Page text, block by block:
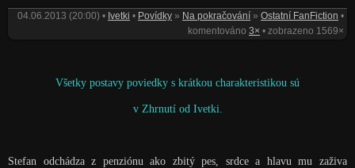
04.06.2013 (20:00) • Ivetki • Povídky » Na pokračování »Ostatní FanFiction •
komentováno3× • zobrazeno 1569×
Všetky postavy poviedky s krátkou charakteristikou sú
v Zhrnutí od Ivetki.
Stefan odchádza z penziónu ako zbitý pes, srdce a hlavu mu zaživa